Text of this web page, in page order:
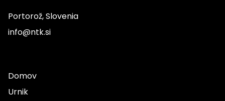
Portorož, Slovenia
info@ntk.si
Domov
Urnik